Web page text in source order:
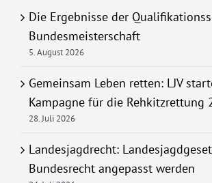
Die Ergebnisse der
Bundesmeisterschaft
5. August 2026
Gemeinsam Leben retten: LJV
Kampagne für die Rehkitzrettung
28. Juli 2026
Landesjagdrecht:
Bundesrecht angepasst werden